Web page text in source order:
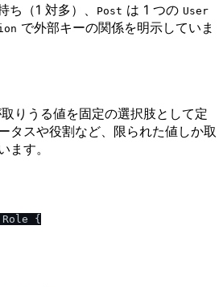
ち（1 対多）、 Post は 1 つの User
で外部キーの関係を明示していま
りうる値を固定の選択肢として定
タスや役割など、限られた値しか取
ます。
Role {